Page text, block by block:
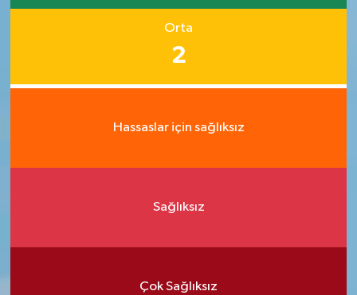
Orta
2
Hassaslar için sağlıksız
Sağlıksız
Çok Sağlıksız